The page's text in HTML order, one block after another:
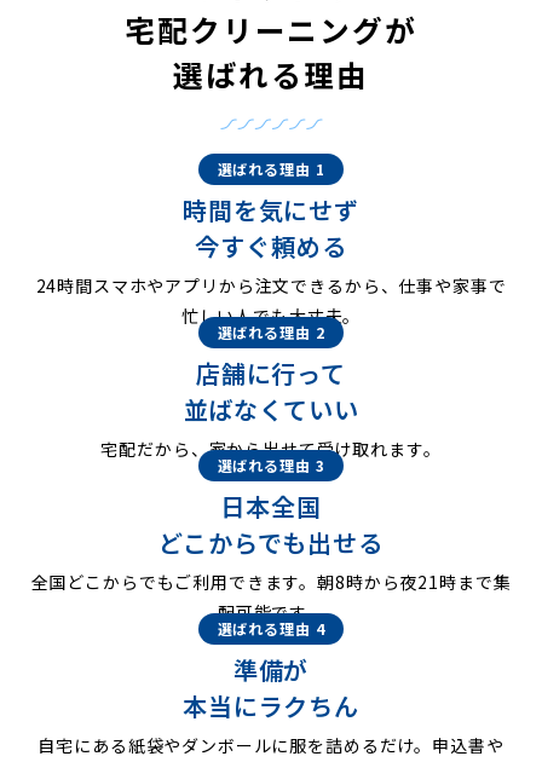
宅配クリーニングが
選ばれる理由
選ばれる理由 1
時間を気にせず
今すぐ頼める
24時間スマホやアプリから注文できるから、仕事や家事で
忙しい人でも大丈夫。
選ばれる理由 2
店舗に行って
並ばなくていい
宅配だから、家から出せて受け取れます。
選ばれる理由 3
日本全国
どこからでも出せる
全国どこからでもご利用できます。朝8時から夜21時まで集
配可能です。
選ばれる理由 4
準備が
本当にラクちん
自宅にある紙袋やダンボールに服を詰めるだけ。申込書や